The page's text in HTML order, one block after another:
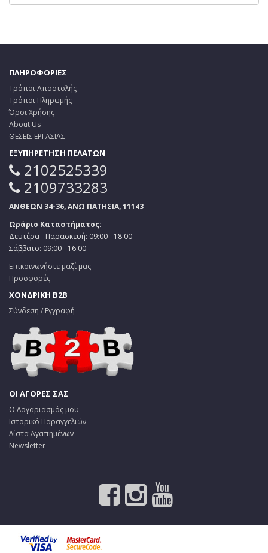
ΠΛΗΡΟΦΟΡΙΕΣ
Τρόποι Αποστολής
Τρόποι Πληρωμής
Όροι Χρήσης
About Us
ΘΕΣΕΙΣ ΕΡΓΑΣΙΑΣ
ΕΞΥΠΗΡΕΤΗΣΗ ΠΕΛΑΤΩΝ
2102525339
2109733283
ΑΝΘΕΩΝ 34-36, ΑΝΩ ΠΑΤΗΣΙΑ, 11143
Ωράριο Καταστήματος:
Δευτέρα - Παρασκευή: 09:00 - 18:00
Σάββατο: 09:00 - 16:00
Επικοινωνήστε μαζί μας
Προσφορές
ΧΟΝΔΡΙΚΗ B2B
Σύνδεση / Εγγραφή
ΟΙ ΑΓΟΡΕΣ ΣΑΣ
Ο Λογαριασμός μου
Ιστορικό Παραγγελιών
Λίστα Αγαπημένων
Newsletter